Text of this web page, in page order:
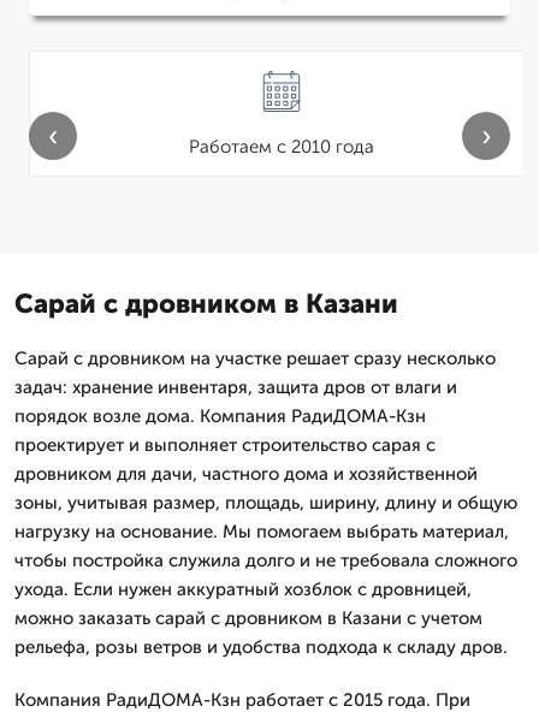
Работаем с 2010 года
‹ ›
Сарай с дровником в Казани
Сарай с дровником на участке решает сразу несколько
задач: хранение инвентаря, защита дров от влаги и
порядок возле дома. Компания РадиДОМА-Кзн
проектирует и выполняет строительство сарая с
дровником для дачи, частного дома и хозяйственной
зоны, учитывая размер, площадь, ширину, длину и общую
нагрузку на основание. Мы помогаем выбрать материал,
чтобы постройка служила долго и не требовала сложного
ухода. Если нужен аккуратный хозблок с дровницей,
можно заказать сарай с дровником в Казани с учетом
рельефа, розы ветров и удобства подхода к складу дров.
Компания РадиДОМА-Кзн работает с 2015 года. При